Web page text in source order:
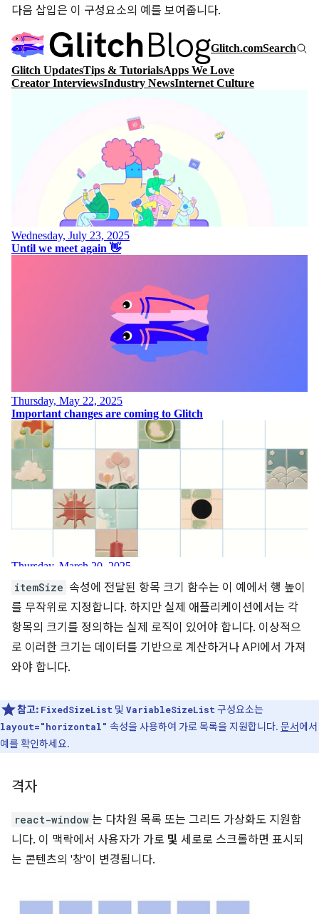
다음 삽입은 이 구성요소의 예를 보여줍니다.
itemSize 속성에 전달된 항목 크기 함수는 이 예에서 행 높이
를 무작위로 지정합니다. 하지만 실제 애플리케이션에서는 각
항목의 크기를 정의하는 실제 로직이 있어야 합니다. 이상적으
로 이러한 크기는 데이터를 기반으로 계산하거나 API에서 가져
와야 합니다.
참고: FixedSizeList 및 VariableSizeList 구성요소는
layout="horizontal" 속성을 사용하여 가로 목록을 지원합니다. 문서에서
예를 확인하세요.
격자
react-window 는 다차원 목록 또는 그리드 가상화도 지원합
니다. 이 맥락에서 사용자가 가로 및 세로로 스크롤하면 표시되
는 콘텐츠의 '창'이 변경됩니다.